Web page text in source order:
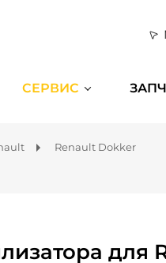
СЕРВИС
Renault Dokker
для